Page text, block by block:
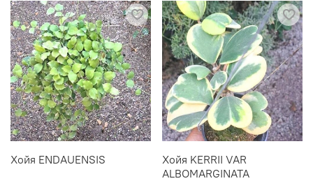
Хойя ENDAUENSIS
Хойя KERRII VAR
ALBOMARGINATA